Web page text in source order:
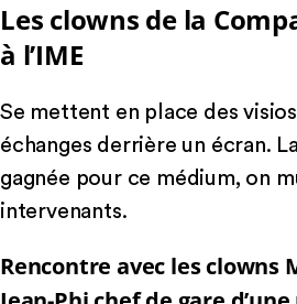
Les clowns de la
à l’IME
Se mettent en place des
échanges derrière un écran.
gagnée pour ce médium, on
intervenants.
Rencontre avec les clowns